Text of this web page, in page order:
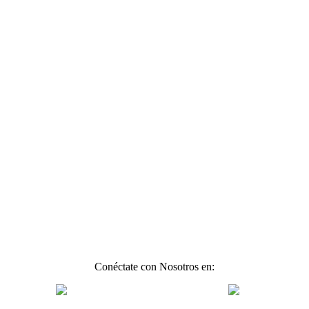
Conéctate con Nosotros en: